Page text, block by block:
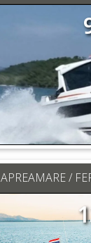
APREAMARE /